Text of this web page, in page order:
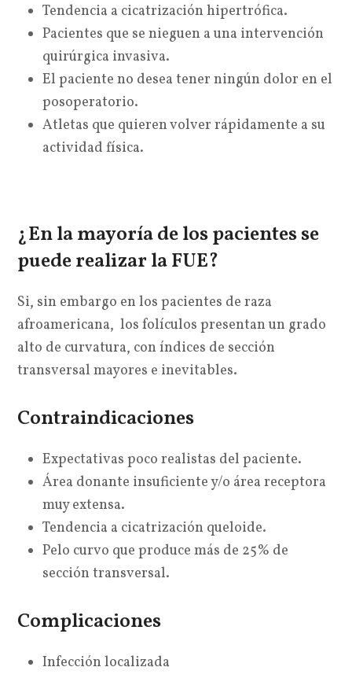
Tendencia a cicatrización hipertrófica.
Pacientes que se nieguen a una intervención
quirúrgica invasiva.
El paciente no desea tener ningún dolor en el
posoperatorio.
Atletas que quieren volver rápidamente a su
actividad física.
¿En la mayoría de los pacientes se
puede realizar la FUE?
Si, sin embargo en los pacientes de raza
afroamericana, los folículos presentan un grado
alto de curvatura, con índices de sección
transversal mayores e inevitables.
Contraindicaciones
Expectativas poco realistas del paciente.
Área donante insuficiente y/o área receptora
muy extensa.
Tendencia a cicatrización queloide.
Pelo curvo que produce más de 25% de
sección transversal.
Complicaciones
Infección localizada